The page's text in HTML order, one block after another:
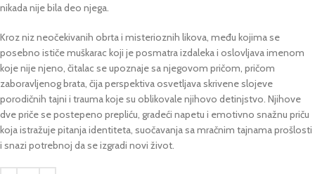
nikada nije bila deo njega.
Kroz niz neočekivanih obrta i misterioznih likova, među kojima se
posebno ističe muškarac koji je posmatra izdaleka i oslovljava imenom
koje nije njeno, čitalac se upoznaje sa njegovom pričom, pričom
zaboravljenog brata, čija perspektiva osvetljava skrivene slojeve
porodičnih tajni i trauma koje su oblikovale njihovo detinjstvo. Njihove
dve priče se postepeno prepliću, gradeći napetu i emotivno snažnu priču
koja istražuje pitanja identiteta, suočavanja sa mračnim tajnama prošlosti
i snazi potrebnoj da se izgradi novi život.